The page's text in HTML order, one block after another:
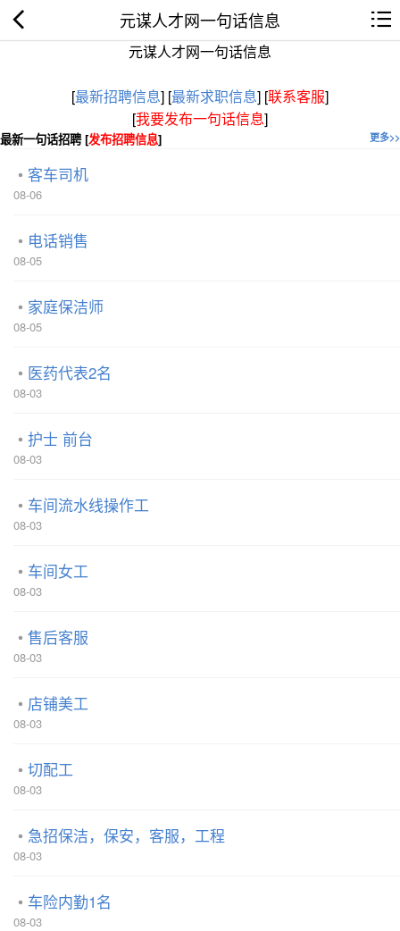
元谋人才网一句话信息
元谋人才网一句话信息
[最新招聘信息] [最新求职信息] [联系客服]
[我要发布一句话信息]
更多>>
最新一句话招聘 [发布招聘信息]
客车司机
08-06
电话销售
08-05
家庭保洁师
08-05
医药代表2名
08-03
护士 前台
08-03
车间流水线操作工
08-03
车间女工
08-03
售后客服
08-03
店铺美工
08-03
切配工
08-03
急招保洁，保安，客服，工程
08-03
车险内勤1名
08-03